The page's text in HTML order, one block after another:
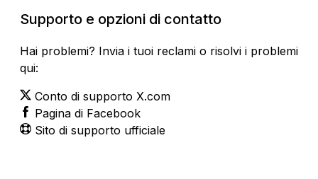
Supporto e opzioni di contatto
Hai problemi? Invia i tuoi reclami o risolvi i problemi
qui:
Conto di supporto X.com
Pagina di Facebook
Sito di supporto ufficiale